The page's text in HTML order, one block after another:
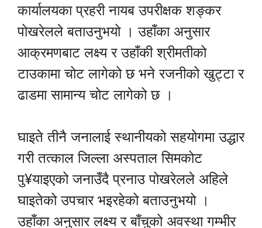
कार्यालयका प्रहरी नायब उपरीक्षक शङ्कर
पोखरेलले बताउनुभयो । उहाँका अनुसार
आक्रमणबाट लक्ष्य र उहाँकी श्रीमतीको
टाउकामा चोट लागेको छ भने रजनीको खुट्टा र
ढाडमा सामान्य चोट लागेको छ ।
घाइते तीनै जनालाई स्थानीयको सहयोगमा उद्धार
गरी तत्काल जिल्ला अस्पताल सिमकोट
पु¥याइएको जनाउँदै प्रनाउ पोखरेलले अहिले
घाइतेको उपचार भइरहेको बताउनुभयो ।
उहाँका अनुसार लक्ष्य र बाँचुको अवस्था गम्भीर